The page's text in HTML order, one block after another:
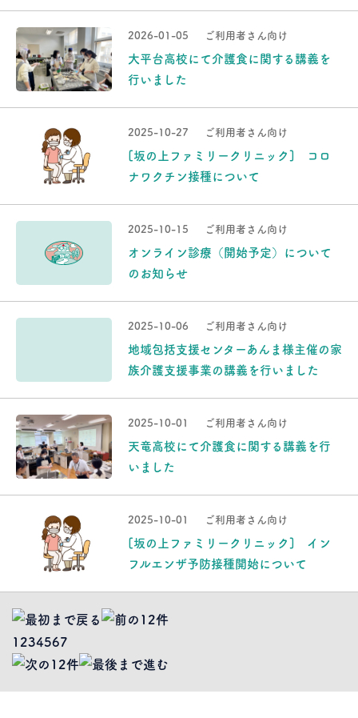
2026-01-05 ご利用者さん向け
大平台高校にて介護食に関する講義を
行いました
2025-10-27 ご利用者さん向け
[坂の上ファミリークリニック] コロ
ナワクチン接種について
2025-10-15 ご利用者さん向け
オンライン診療（開始予定）について
のお知らせ
2025-10-06 ご利用者さん向け
地域包括支援センターあんま様主催の家
族介護支援事業の講義を行いました
2025-10-01 ご利用者さん向け
天竜高校にて介護食に関する講義を行
いました
2025-10-01 ご利用者さん向け
[坂の上ファミリークリニック] イン
フルエンザ予防接種開始について
1 234567